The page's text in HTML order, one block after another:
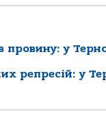
провину: у
репресій: у